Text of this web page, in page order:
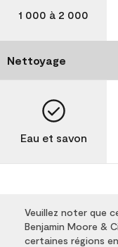
1 000 à 2 000
Nettoyage
Eau et savon
Veuillez noter que
Benjamin Moore &
certaines régions